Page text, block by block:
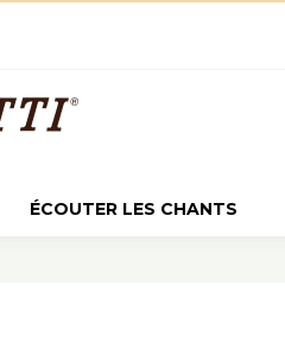
ÉCOUTER LES CHANTS